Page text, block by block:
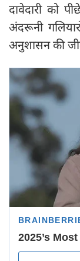
दावेदारी को
अंदरूनी
अनुशासन की